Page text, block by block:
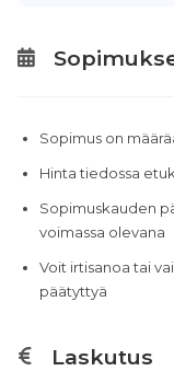
Sopimus on
Hinta tiedossa
Sopimuskauden
voimassa olevana
Voit irtisanoa tai
päätyttyä
Laskutus